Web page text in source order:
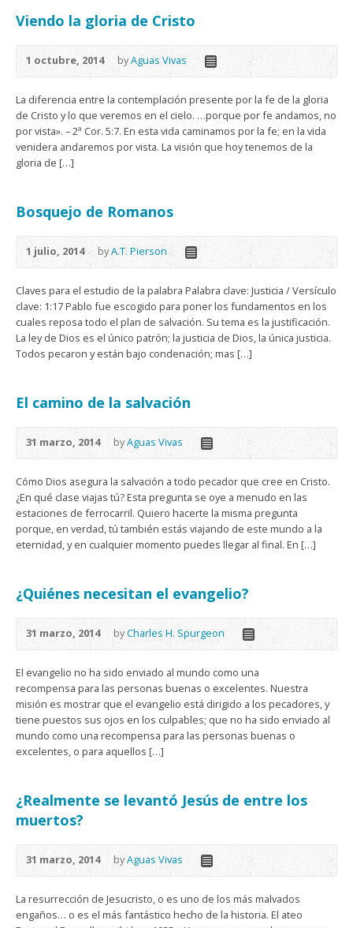
Viendo la gloria de Cristo
1 octubre, 2014 byAguas Vivas
La diferencia entre la contemplación presente por la fe de la gloria
de Cristo y lo que veremos en el cielo. …porque por fe andamos, no
por vista». – 2ª Cor. 5:7. En esta vida caminamos por la fe; en la vida
venidera andaremos por vista. La visión que hoy tenemos de la
gloria de […]
Bosquejo de Romanos
1 julio, 2014 byA.T. Pierson
Claves para el estudio de la palabra Palabra clave: Justicia / Versículo
clave: 1:17 Pablo fue escogido para poner los fundamentos en los
cuales reposa todo el plan de salvación. Su tema es la justificación.
La ley de Dios es el único patrón; la justicia de Dios, la única justicia.
Todos pecaron y están bajo condenación; mas […]
El camino de la salvación
31 marzo, 2014 byAguas Vivas
Cómo Dios asegura la salvación a todo pecador que cree en Cristo.
¿En qué clase viajas tú? Esta pregunta se oye a menudo en las
estaciones de ferrocarril. Quiero hacerte la misma pregunta
porque, en verdad, tú también estás viajando de este mundo a la
eternidad, y en cualquier momento puedes llegar al final. En […]
¿Quiénes necesitan el evangelio?
31 marzo, 2014 byCharles H. Spurgeon
El evangelio no ha sido enviado al mundo como una
recompensa para las personas buenas o excelentes. Nuestra
misión es mostrar que el evangelio está dirigido a los pecadores, y
tiene puestos sus ojos en los culpables; que no ha sido enviado al
mundo como una recompensa para las personas buenas o
excelentes, o para aquellos […]
¿Realmente se levantó Jesús de entre los
muertos?
31 marzo, 2014 byAguas Vivas
La resurrección de Jesucristo, o es uno de los más malvados
engaños… o es el más fantástico hecho de la historia. El ateo